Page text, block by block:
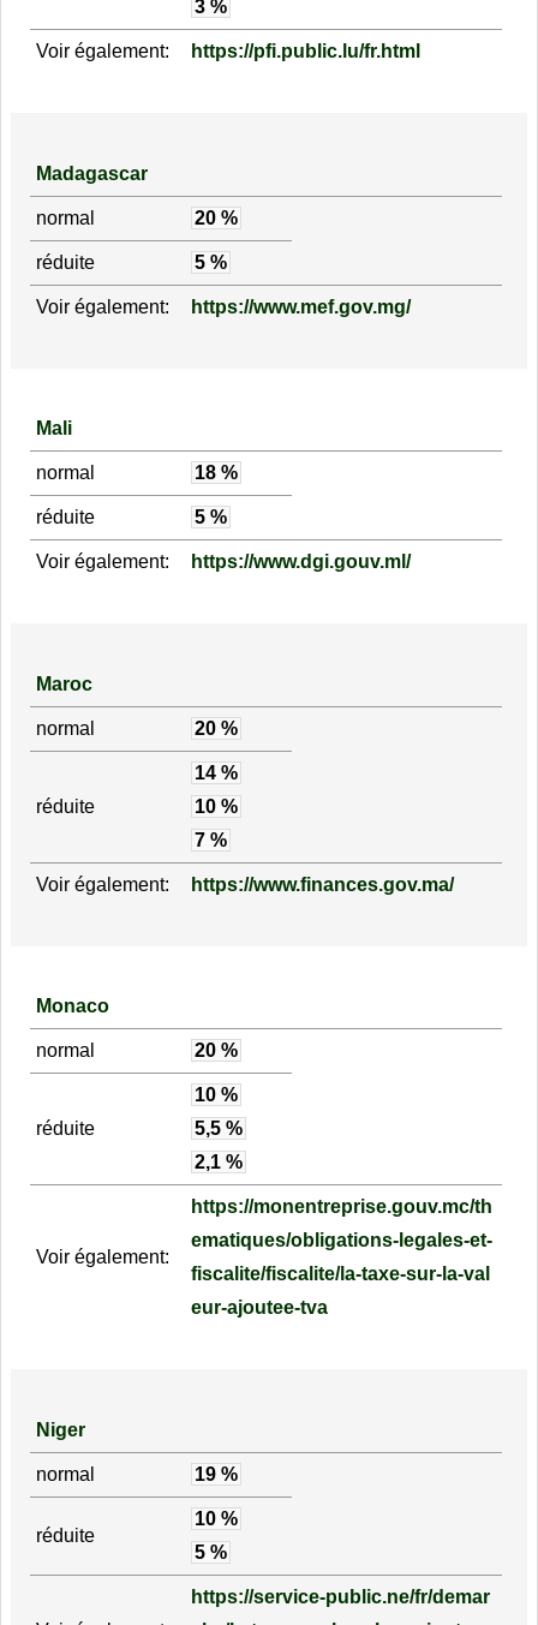
3 %
Voir également: https://pfi.public.lu/fr.html
Madagascar
normal 20 %
réduite 5 %
Voir également: https://www.mef.gov.mg/
Mali
normal 18 %
réduite 5 %
Voir également: https://www.dgi.gouv.ml/
Maroc
normal 20 %
réduite
14 %
10 %
7 %
Voir également: https://www.finances.gov.ma/
Monaco
normal 20 %
réduite
10 %
5,5 %
2,1 %
Voir également:
https://monentreprise.gouv.mc/th
ematiques/obligations-legales-et-
fiscalite/fiscalite/la-taxe-sur-la-val
eur-ajoutee-tva
Niger
normal 19 %
réduite
10 %
5 %
https://service-public.ne/fr/demar